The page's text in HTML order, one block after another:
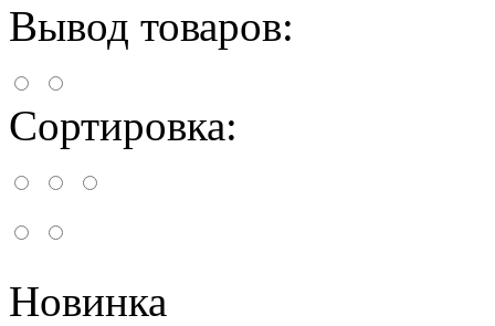
Вывод товаров:
Сортировка:
Новинка